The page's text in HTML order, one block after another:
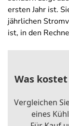
ersten Jahr ist.
jährlichen
ist, in den